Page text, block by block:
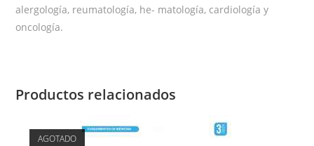
alergología, reumatología, he- matología, cardiología y
oncología.
Productos relacionados
AGOTADO